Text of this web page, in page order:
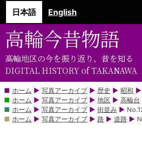
ン
ツ
部
に
ス
キ
日本語 English
高輪今昔物語
高輪地区の今を振り返り、昔を知る
DIGITAL HISTORY of TAKANAWA
ホーム ▶ 写真アーカイブ ▶ 歴史 ▶ 昭和 ▶
ホーム ▶ 写真アーカイブ ▶ 地区 ▶ 高輪台
ホーム ▶ 写真アーカイブ ▶ 街並み ▶
ホーム ▶ 写真アーカイブ ▶ 路 ▶ 道路 ▶